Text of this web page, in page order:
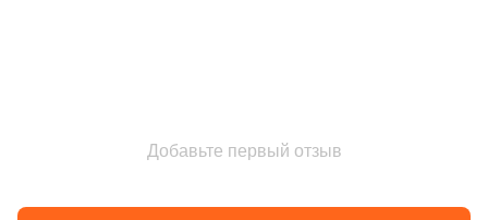
Добавьте первый отзыв